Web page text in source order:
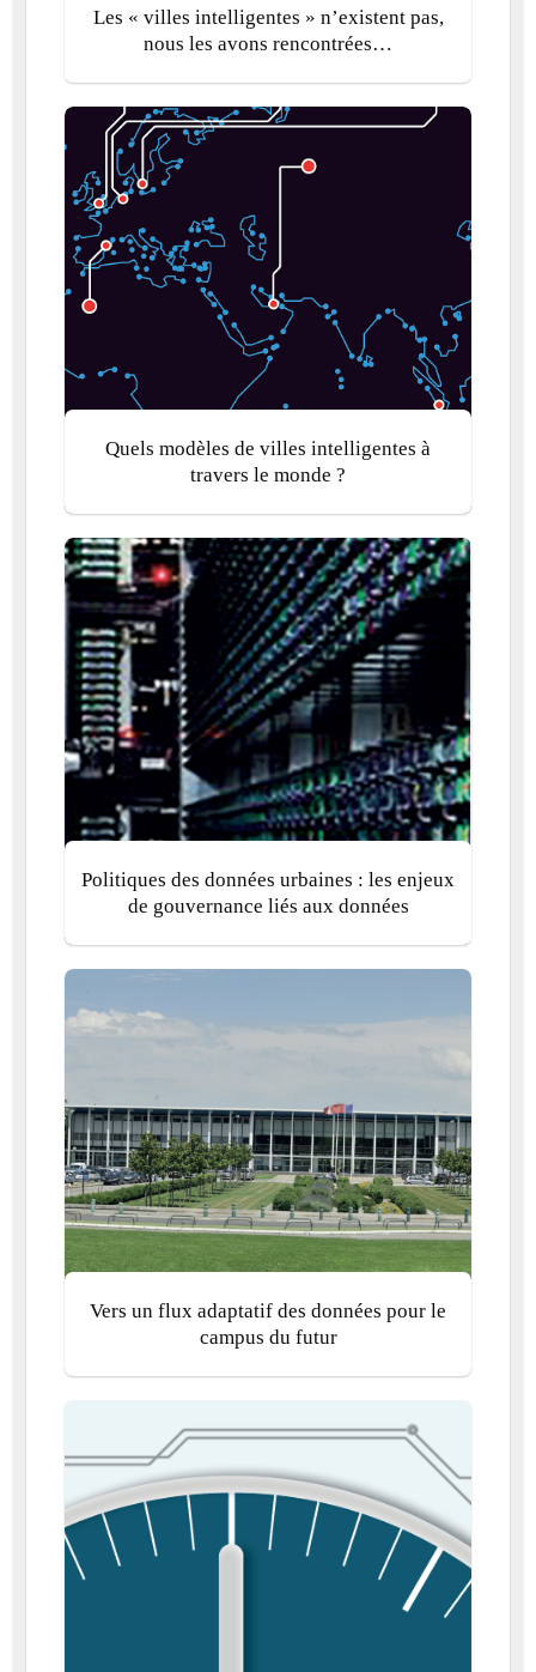
Les « villes intelligentes » n’existent pas,
nous les avons rencontrées…
Quels modèles de villes intelligentes à
travers le monde ?
Politiques des données urbaines : les enjeux
de gouvernance liés aux données
Vers un flux adaptatif des données pour le
campus du futur